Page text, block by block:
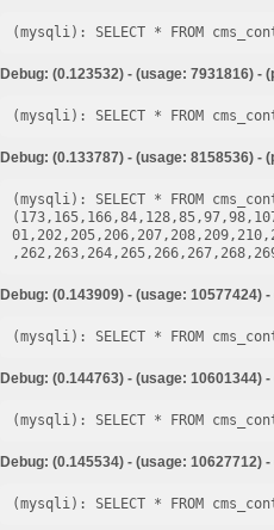
Debug: (0.123532) - (usage: 7931816) -
Debug: (0.133787) - (usage: 8158536) -
(mysqli): SELECT * FROM
Debug: (0.143909) - (usage: 10577424)
Debug: (0.144763) - (usage: 10601344)
Debug: (0.145534) - (usage: 10627712)